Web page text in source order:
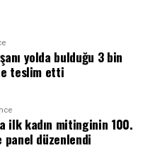
yolda bulduğu 3 bin
teslim etti
ilk kadın mitinginin 100.
panel düzenlendi